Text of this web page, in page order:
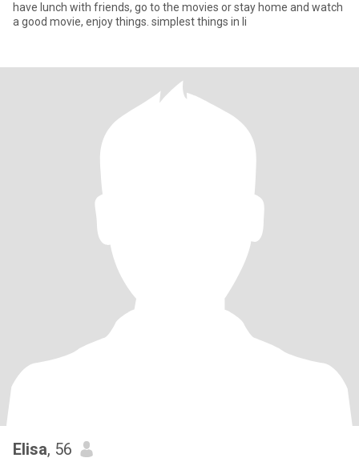
have lunch with friends, go to the movies or stay home and watch
a good movie, enjoy things. simplest things in li
Elisa, 56